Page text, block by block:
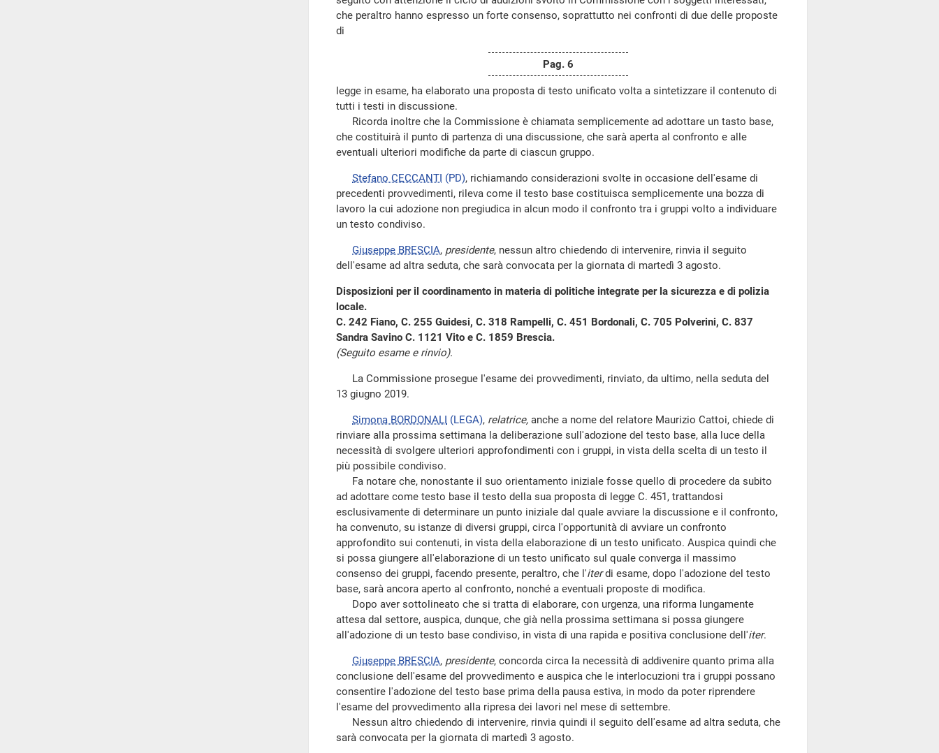
che peraltro hanno espresso un forte consenso, soprattutto nei confronti di due delle proposte
di
Pag. 6
legge in esame, ha elaborato una proposta di testo unificato volta a sintetizzare il contenuto di
tutti i testi in discussione.
Ricorda inoltre che la Commissione è chiamata semplicemente ad adottare un tasto base,
che costituirà il punto di partenza di una discussione, che sarà aperta al confronto e alle
eventuali ulteriori modifiche da parte di ciascun gruppo.
Stefano CECCANTI (PD), richiamando considerazioni svolte in occasione dell'esame di
precedenti provvedimenti, rileva come il testo base costituisca semplicemente una bozza di
lavoro la cui adozione non pregiudica in alcun modo il confronto tra i gruppi volto a individuare
un testo condiviso.
Giuseppe BRESCIA, presidente, nessun altro chiedendo di intervenire, rinvia il seguito
dell'esame ad altra seduta, che sarà convocata per la giornata di martedì 3 agosto.
Disposizioni per il coordinamento in materia di politiche integrate per la sicurezza e di polizia
locale.
C. 242 Fiano, C. 255 Guidesi, C. 318 Rampelli, C. 451 Bordonali, C. 705 Polverini, C. 837
Sandra Savino C. 1121 Vito e C. 1859 Brescia.
(Seguito esame e rinvio).
La Commissione prosegue l'esame dei provvedimenti, rinviato, da ultimo, nella seduta del
13 giugno 2019.
Simona BORDONALI (LEGA), relatrice, anche a nome del relatore Maurizio Cattoi, chiede di
rinviare alla prossima settimana la deliberazione sull'adozione del testo base, alla luce della
necessità di svolgere ulteriori approfondimenti con i gruppi, in vista della scelta di un testo il
più possibile condiviso.
Fa notare che, nonostante il suo orientamento iniziale fosse quello di procedere da subito
ad adottare come testo base il testo della sua proposta di legge C. 451, trattandosi
esclusivamente di determinare un punto iniziale dal quale avviare la discussione e il confronto,
ha convenuto, su istanze di diversi gruppi, circa l'opportunità di avviare un confronto
approfondito sui contenuti, in vista della elaborazione di un testo unificato. Auspica quindi che
si possa giungere all'elaborazione di un testo unificato sul quale converga il massimo
consenso dei gruppi, facendo presente, peraltro, che l'iterdi esame, dopo l'adozione del testo
base, sarà ancora aperto al confronto, nonché a eventuali proposte di modifica.
Dopo aver sottolineato che si tratta di elaborare, con urgenza, una riforma lungamente
attesa dal settore, auspica, dunque, che già nella prossima settimana si possa giungere
all'adozione di un testo base condiviso, in vista di una rapida e positiva conclusione dell'iter.
Giuseppe BRESCIA, presidente, concorda circa la necessità di addivenire quanto prima alla
conclusione dell'esame del provvedimento e auspica che le interlocuzioni tra i gruppi possano
consentire l'adozione del testo base prima della pausa estiva, in modo da poter riprendere
l'esame del provvedimento alla ripresa dei lavori nel mese di settembre.
Nessun altro chiedendo di intervenire, rinvia quindi il seguito dell'esame ad altra seduta, che
sarà convocata per la giornata di martedì 3 agosto.